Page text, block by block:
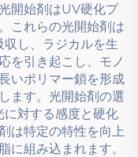
開始剤はUV硬化プ
これらの光開始剤は
し、ラジカルを生
を引き起こし、モノ
いポリマー鎖を形成
ます。光開始剤の選
対する感度と硬化
は特定の特性を向上
に組み込まれます。